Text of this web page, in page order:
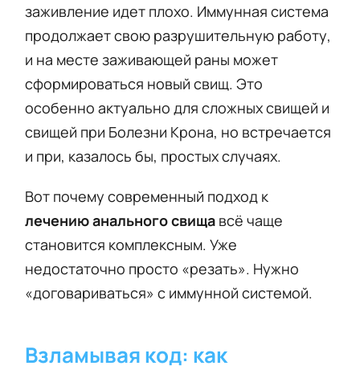
заживление идет плохо. Иммунная система
продолжает свою разрушительную работу,
и на месте заживающей раны может
сформироваться новый свищ. Это
особенно актуально для сложных свищей и
свищей при Болезни Крона, но встречается
и при, казалось бы, простых случаях.
Вот почему современный подход к
лечению анального свищавсё чаще
становится комплексным. Уже
недостаточно просто «резать». Нужно
«договариваться» с иммунной системой.
Взламывая код: как